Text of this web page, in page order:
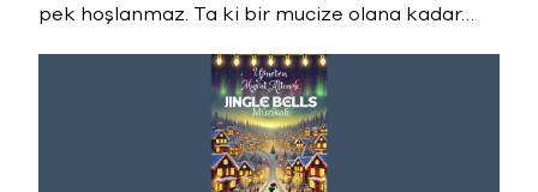
pek hoşlanmaz. Ta ki bir mucize olana kadar…